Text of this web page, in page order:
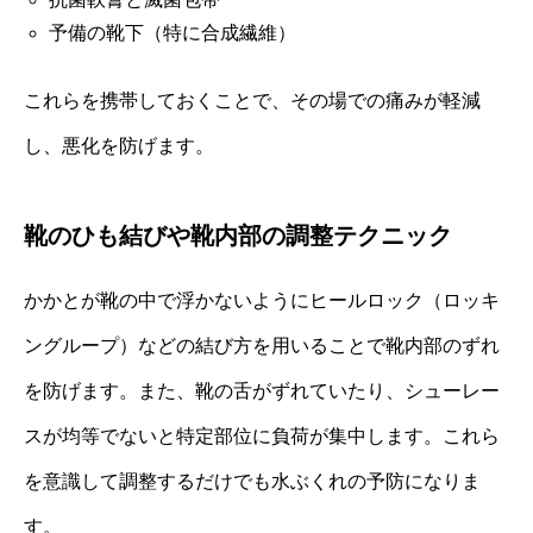
予備の靴下（特に合成繊維）
これらを携帯しておくことで、その場での痛みが軽減
し、悪化を防げます。
靴のひも結びや靴内部の調整テクニック
かかとが靴の中で浮かないようにヒールロック（ロッキ
ングループ）などの結び方を用いることで靴内部のずれ
を防げます。また、靴の舌がずれていたり、シューレー
スが均等でないと特定部位に負荷が集中します。これら
を意識して調整するだけでも水ぶくれの予防になりま
す。